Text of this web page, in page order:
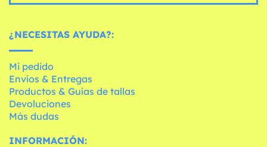
¿NECESITAS AYUDA?:
Mi pedido
Envíos & Entregas
Productos & Guías de tallas
Devoluciones
Más dudas
INFORMACIÓN: